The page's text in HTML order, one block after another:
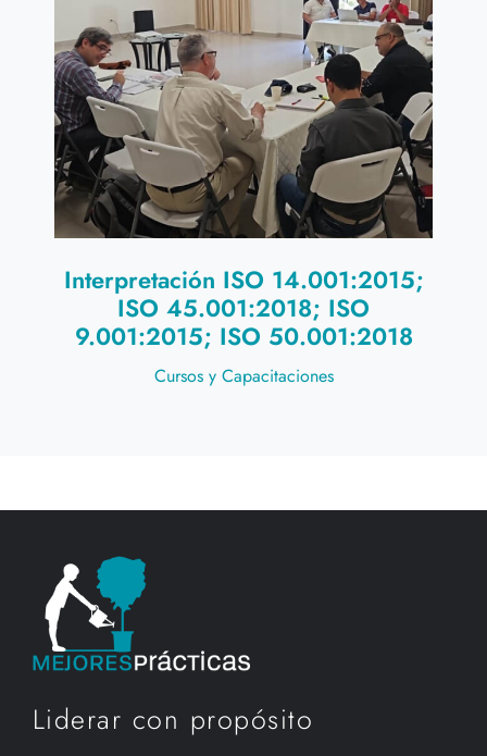
Interpretación ISO 14.001:2015;
ISO 45.001:2018; ISO
9.001:2015; ISO 50.001:2018
Cursos y Capacitaciones
Liderar con propósito